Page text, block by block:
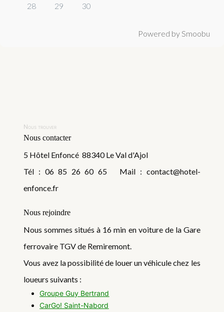
28 29 30
Powered by Smoobu
Nous trouver
Nous contacter
5 Hôtel Enfoncé 88340 Le Val d'Ajol
Tél : 06 85 26 60 65 Mail : contact@hotel-
enfonce.fr
Nous rejoindre
Nous sommes situés à 16 min en voiture de la Gare
ferrovaire TGV de Remiremont.
Vous avez la possibilité de louer un véhicule chez les
loueurs suivants :
Groupe Guy Bertrand
CarGo! Saint-Nabord